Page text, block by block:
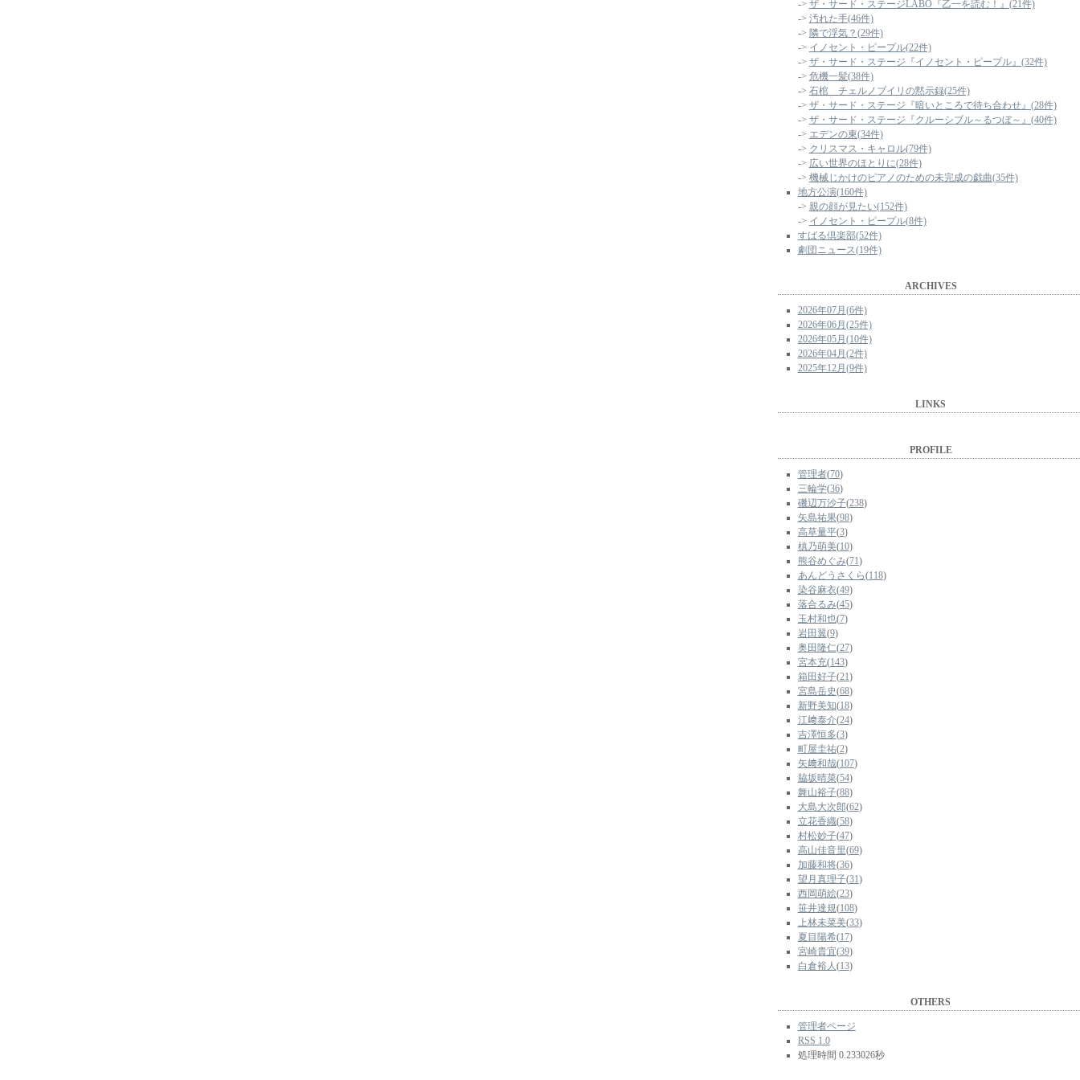
-> ザ・サード・ステージLABO『乙一を読む！』(21件)
-> 汚れた手(46件)
-> 隣で浮気？(29件)
-> イノセント・ピープル(22件)
-> ザ・サード・ステージ『イノセント・ピープル』(32件)
-> 危機一髪(38件)
-> 石棺 チェルノブイリの黙示録(25件)
-> ザ・サード・ステージ『暗いところで待ち合わせ』(28件)
-> ザ・サード・ステージ『クルーシブル～るつぼ～』(40件)
-> エデンの東(34件)
-> クリスマス・キャロル(79件)
-> 広い世界のほとりに(28件)
-> 機械じかけのピアノのための未完成の戯曲(35件)
地方公演(160件)
-> 親の顔が見たい(152件)
-> イノセント・ピープル(8件)
すばる倶楽部(52件)
劇団ニュース(19件)
ARCHIVES
2026年07月(6件)
2026年06月(25件)
2026年05月(10件)
2026年04月(2件)
2025年12月(9件)
LINKS
PROFILE
管理者(70)
三輪学(36)
磯辺万沙子(238)
矢島祐果(98)
高草量平(3)
槙乃萌美(10)
熊谷めぐみ(71)
あんどうさくら(118)
染谷麻衣(49)
落合るみ(45)
玉村和也(7)
岩田翼(9)
奥田隆仁(27)
宮本充(143)
箱田好子(21)
宮島岳史(68)
新野美知(18)
江﨑泰介(24)
吉澤恒多(3)
町屋圭祐(2)
矢﨑和哉(107)
脇坂晴菜(54)
舞山裕子(88)
大島大次郎(62)
立花香織(58)
村松妙子(47)
高山佳音里(69)
加藤和将(36)
望月真理子(31)
西岡萌絵(23)
笹井達規(108)
上林未菜美(33)
夏目陽希(17)
宮崎貴宜(39)
白倉裕人(13)
OTHERS
管理者ページ
RSS 1.0
処理時間 0.233026秒